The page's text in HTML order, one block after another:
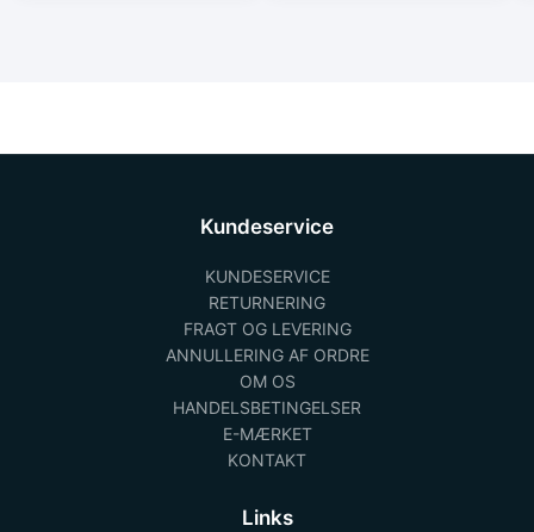
Kundeservice
KUNDESERVICE
RETURNERING
FRAGT OG LEVERING
ANNULLERING AF ORDRE
OM OS
HANDELSBETINGELSER
E-MÆRKET
KONTAKT
Links